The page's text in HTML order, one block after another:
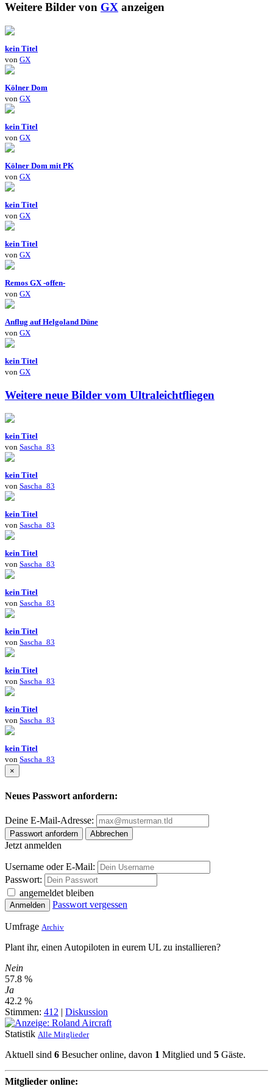
Weitere Bilder von GX anzeigen
kein Titel
von GX
Kölner Dom
von GX
kein Titel
von GX
Kölner Dom mit PK
von GX
kein Titel
von GX
kein Titel
von GX
Remos GX -offen-
von GX
Anflug auf Helgoland Düne
von GX
kein Titel
von GX
Weitere neue Bilder vom Ultraleichtfliegen
kein Titel
von Sascha_83
kein Titel
von Sascha_83
kein Titel
von Sascha_83
kein Titel
von Sascha_83
kein Titel
von Sascha_83
kein Titel
von Sascha_83
kein Titel
von Sascha_83
kein Titel
von Sascha_83
kein Titel
von Sascha_83
×
Neues Passwort anfordern:
Deine E-Mail-Adresse:
Passwort anfordern Abbrechen
Jetzt anmelden
Username oder E-Mail:
Passwort:
angemeldet bleiben
Anmelden Passwort vergessen
Umfrage Archiv
Plant ihr, einen Autopiloten in eurem UL zu installieren?
Nein
57.8 %
Ja
42.2 %
Stimmen: 412 | Diskussion
Statistik Alle Mitglieder
Aktuell sind 6 Besucher online, davon 1 Mitglied und 5 Gäste.
Mitglieder online: